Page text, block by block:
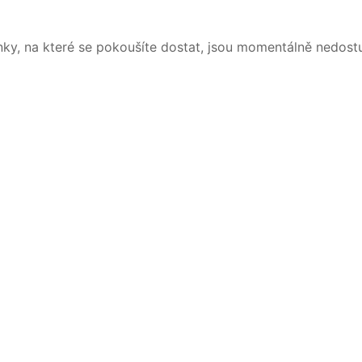
na které se pokoušíte dostat, jsou momentálně